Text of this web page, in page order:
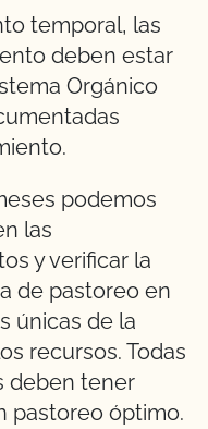
temporal, las
deben estar
Orgánico
podemos
las
y verificar la
de pastoreo en
únicas de la
recursos. Todas
deben tener
pastoreo óptimo.